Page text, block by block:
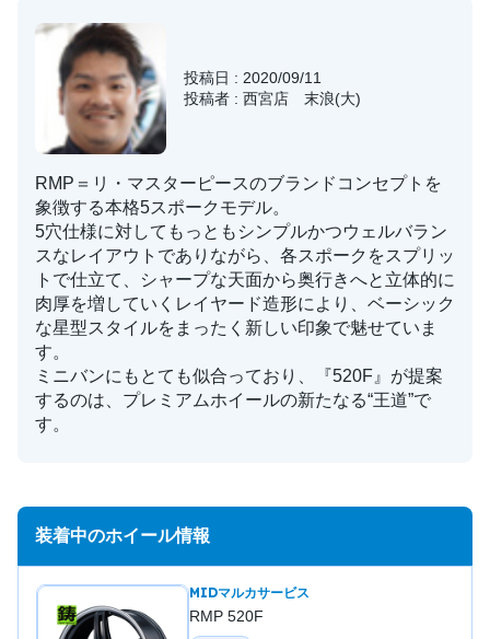
投稿日 : 2020/09/11
投稿者 : 西宮店 末浪(大)
RMP＝リ・マスターピースのブランドコンセプトを
象徴する本格5スポークモデル。
5穴仕様に対してもっともシンプルかつウェルバラン
スなレイアウトでありながら、各スポークをスプリッ
トで仕立て、シャープな天面から奥行きへと立体的に
肉厚を増していくレイヤード造形により、ベーシック
な星型スタイルをまったく新しい印象で魅せていま
す。
ミニバンにもとても似合っており、『520F』が提案
するのは、プレミアムホイールの新たなる“王道”で
す。
装着中のホイール情報
MIDマルカサービス
RMP 520F